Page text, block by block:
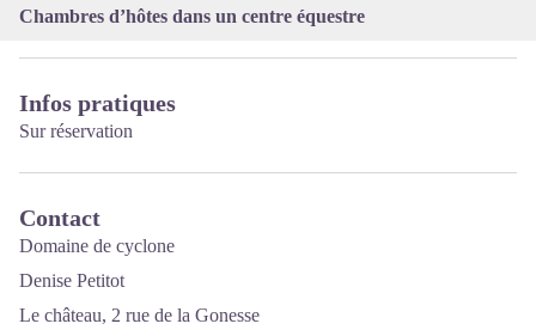
Chambres d’hôtes dans un centre équestre
Infos pratiques
Sur réservation
Contact
Domaine de cyclone
Denise Petitot
Le château, 2 rue de la Gonesse